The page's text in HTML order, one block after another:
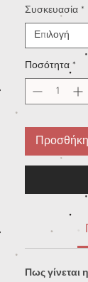
Συσκευασία *
Επιλογή
Ποσότητα *
Προσθήκη
Πως γίνεται